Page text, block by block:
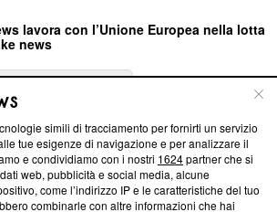
lavora con l’Unione Europea nella lotta
news
informazioni trasparenti su Blasting
editoriali e su come ci impegniamo a
Inoltre, afferma la nostra aderenza a
with Integrity’Blasting News non è
simili di tracciamento per fornirti un servizio
tue esigenze di navigazione e per analizzare il
e condividiamo con i nostri 1624partner che si
web, pubblicità e social media, alcune
come l’indirizzo IP e le caratteristiche del tuo
combinarle con altre informazioni che hai